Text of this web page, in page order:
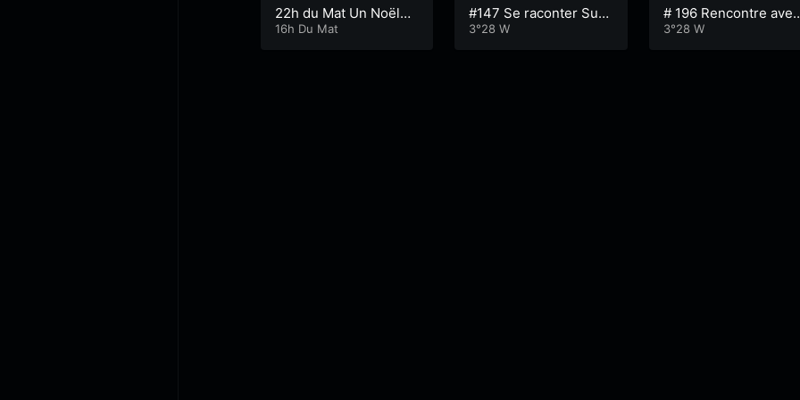
22h du Mat Un Noël
d’enterrement
16h Du Mat
#147 Se raconter Surv
ille- épisode 3
3°28 W
# 196 Rencontre avec
Anne Zeum
3°28 W